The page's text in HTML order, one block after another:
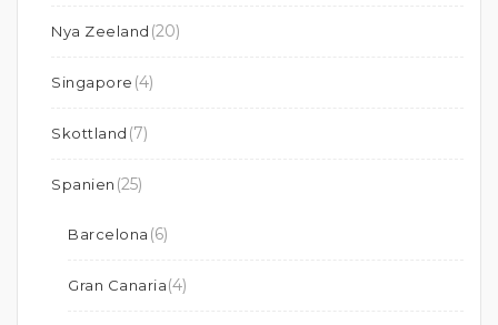
Nya Zeeland (20)
Singapore (4)
Skottland (7)
Spanien (25)
Barcelona (6)
Gran Canaria(4)